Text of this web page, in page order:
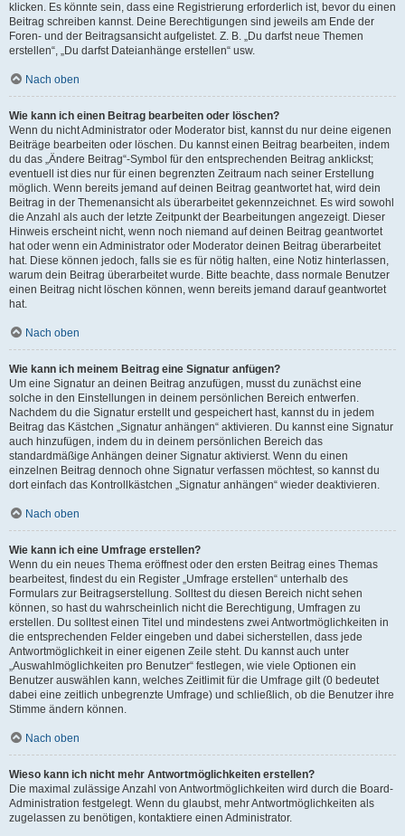
klicken. Es könnte sein, dass eine Registrierung erforderlich ist, bevor du einen
Beitrag schreiben kannst. Deine Berechtigungen sind jeweils am Ende der
Foren- und der Beitragsansicht aufgelistet. Z. B. „Du darfst neue Themen
erstellen“, „Du darfst Dateianhänge erstellen“ usw.
Nach oben
Wie kann ich einen Beitrag bearbeiten oder löschen?
Wenn du nicht Administrator oder Moderator bist, kannst du nur deine eigenen
Beiträge bearbeiten oder löschen. Du kannst einen Beitrag bearbeiten, indem
du das „Ändere Beitrag“-Symbol für den entsprechenden Beitrag anklickst;
eventuell ist dies nur für einen begrenzten Zeitraum nach seiner Erstellung
möglich. Wenn bereits jemand auf deinen Beitrag geantwortet hat, wird dein
Beitrag in der Themenansicht als überarbeitet gekennzeichnet. Es wird sowohl
die Anzahl als auch der letzte Zeitpunkt der Bearbeitungen angezeigt. Dieser
Hinweis erscheint nicht, wenn noch niemand auf deinen Beitrag geantwortet
hat oder wenn ein Administrator oder Moderator deinen Beitrag überarbeitet
hat. Diese können jedoch, falls sie es für nötig halten, eine Notiz hinterlassen,
warum dein Beitrag überarbeitet wurde. Bitte beachte, dass normale Benutzer
einen Beitrag nicht löschen können, wenn bereits jemand darauf geantwortet
hat.
Nach oben
Wie kann ich meinem Beitrag eine Signatur anfügen?
Um eine Signatur an deinen Beitrag anzufügen, musst du zunächst eine
solche in den Einstellungen in deinem persönlichen Bereich entwerfen.
Nachdem du die Signatur erstellt und gespeichert hast, kannst du in jedem
Beitrag das Kästchen „Signatur anhängen“ aktivieren. Du kannst eine Signatur
auch hinzufügen, indem du in deinem persönlichen Bereich das
standardmäßige Anhängen deiner Signatur aktivierst. Wenn du einen
einzelnen Beitrag dennoch ohne Signatur verfassen möchtest, so kannst du
dort einfach das Kontrollkästchen „Signatur anhängen“ wieder deaktivieren.
Nach oben
Wie kann ich eine Umfrage erstellen?
Wenn du ein neues Thema eröffnest oder den ersten Beitrag eines Themas
bearbeitest, findest du ein Register „Umfrage erstellen“ unterhalb des
Formulars zur Beitragserstellung. Solltest du diesen Bereich nicht sehen
können, so hast du wahrscheinlich nicht die Berechtigung, Umfragen zu
erstellen. Du solltest einen Titel und mindestens zwei Antwortmöglichkeiten in
die entsprechenden Felder eingeben und dabei sicherstellen, dass jede
Antwortmöglichkeit in einer eigenen Zeile steht. Du kannst auch unter
„Auswahlmöglichkeiten pro Benutzer“ festlegen, wie viele Optionen ein
Benutzer auswählen kann, welches Zeitlimit für die Umfrage gilt (0 bedeutet
dabei eine zeitlich unbegrenzte Umfrage) und schließlich, ob die Benutzer ihre
Stimme ändern können.
Nach oben
Wieso kann ich nicht mehr Antwortmöglichkeiten erstellen?
Die maximal zulässige Anzahl von Antwortmöglichkeiten wird durch die Board-
Administration festgelegt. Wenn du glaubst, mehr Antwortmöglichkeiten als
zugelassen zu benötigen, kontaktiere einen Administrator.